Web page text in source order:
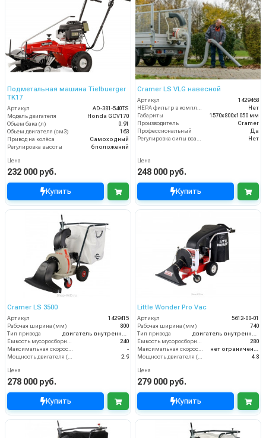
Подметальная машина Tielbuerger
TK17
Артикул
AD-381-540TS
Модель двигателя
Honda GCV170
Объем бака (л)
0.91
Объем двигателя (см3)
163
Привод на колёса
Самоходный
Регулировка высоты
6 положений
Цена
232 000 руб.
Купить
Cramer LS VLG навесной
Артикул
1429468
HEPA фильтр в комплекте
Нет
Габариты
1570х800х1050 мм
Производитель
Cramer
Профессиональный
Да
Регулировка силы всасывания
Нет
Цена
248 000 руб.
Купить
Cramer LS 3500
Артикул
1429415
Рабочая ширина (мм)
800
Тип привода
двигатель внутреннего сгорания
Ёмкость мусоросборника (л)
240
Максимальная скорость движения (км/ч)
-
Мощность двигателя (кВт)
2.9
Цена
278 000 руб.
Купить
Little Wonder Pro Vac
Артикул
5612-00-01
Рабочая ширина (мм)
740
Тип привода
двигатель внутреннего сгорания
Ёмкость мусоросборника (л)
280
Максимальная скорость движения (км/ч)
нет ограничений
Мощность двигателя (кВт)
4.8
Цена
279 000 руб.
Купить